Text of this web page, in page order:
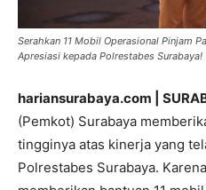
Serahkan 11 Mobil Operasional Pinjam
Apresiasi kepada Polrestabes Surabaya!
hariansurabaya.com |
(Pemkot) Surabaya
tingginya atas kinerja yang
Polrestabes Surabaya.